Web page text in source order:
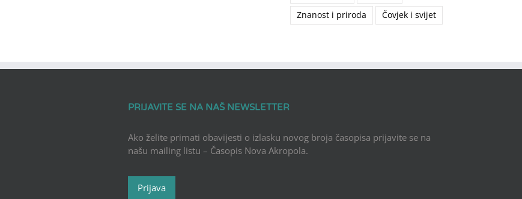
Znanost i priroda
Čovjek i svijet
PRIJAVITE SE NA NAŠ NEWSLETTER
Ako želite primati obavijesti o izlasku novog broja časopisa prijavite se na
našu mailing listu – Časopis Nova Akropola.
Prijava